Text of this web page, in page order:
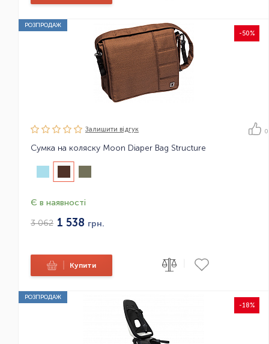
РОЗПРОДАЖ
-50%
Залишити вiдгук 0
Сумка на коляску Moon Diaper Bag Structure
Є в наявності
3 062 1 538 грн.
Купити
РОЗПРОДАЖ
-18%